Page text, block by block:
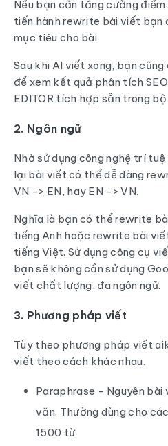
Nếu bạn cần tăng cường
tiến hành rewrite bài viết bạn
mục tiêu cho bài
Sau khi AI viết xong, bạn
để xem kết quả phân tích
EDITOR tích hợp sẵn trong
2. Ngôn ngữ
Nhờ sử dụng công nghệ trí
lại bài viết có thể dễ dàng
VN -> EN, hay EN -> VN.
Nghĩa là bạn có thể rewrite
tiếng Anh hoặc rewrite bài
tiếng Việt. Sử dụng công cụ
bạn sẽ không cần sử dụng
viết chất lượng, đa ngôn ngữ.
3. Phương pháp viết
Tùy theo phương pháp viết
viết theo cách khác nhau.
Paraphrase - Nguyên
văn. Thường dùng cho
1500 từ